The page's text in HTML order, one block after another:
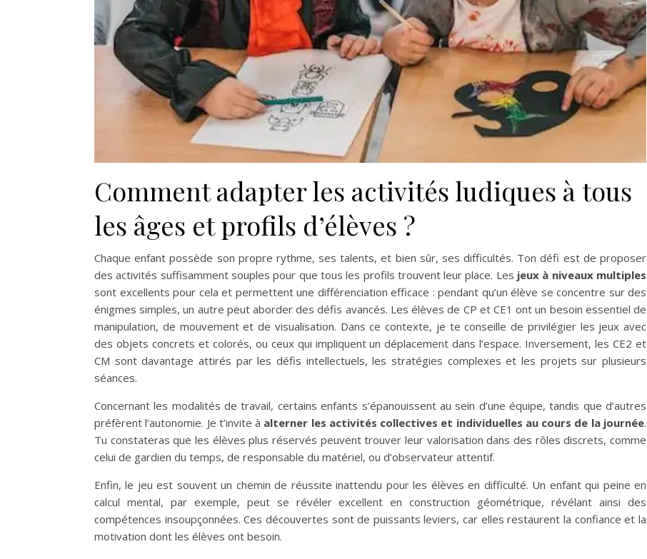
Comment adapter les activités ludiques à tous
les âges et profils d’élèves ?
Chaque enfant possède son propre rythme, ses talents, et bien sûr, ses difficultés. Ton défi est de proposer
des activités suffisamment souples pour que tous les profils trouvent leur place. Les jeux à niveaux multiples
sont excellents pour cela et permettent une différenciation efficace : pendant qu’un élève se concentre sur des
énigmes simples, un autre peut aborder des défis avancés. Les élèves de CP et CE1 ont un besoin essentiel de
manipulation, de mouvement et de visualisation. Dans ce contexte, je te conseille de privilégier les jeux avec
des objets concrets et colorés, ou ceux qui impliquent un déplacement dans l’espace. Inversement, les CE2 et
CM sont davantage attirés par les défis intellectuels, les stratégies complexes et les projets sur plusieurs
séances.
Concernant les modalités de travail, certains enfants s’épanouissent au sein d’une équipe, tandis que d’autres
préfèrent l’autonomie. Je t’invite à alterner les activités collectives et individuelles au cours de la journée.
Tu constateras que les élèves plus réservés peuvent trouver leur valorisation dans des rôles discrets, comme
celui de gardien du temps, de responsable du matériel, ou d’observateur attentif.
Enfin, le jeu est souvent un chemin de réussite inattendu pour les élèves en difficulté. Un enfant qui peine en
calcul mental, par exemple, peut se révéler excellent en construction géométrique, révélant ainsi des
compétences insoupçonnées. Ces découvertes sont de puissants leviers, car elles restaurent la confiance et la
motivation dont les élèves ont besoin.